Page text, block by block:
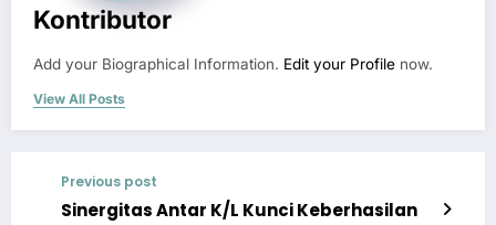
Kontributor
Add your Biographical Information. Edit your Profile now.
View All Posts
Previous post
Sinergitas Antar K/L Kunci Keberhasilan